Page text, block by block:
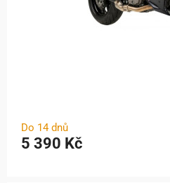
Do 14 dnů
5 390 Kč